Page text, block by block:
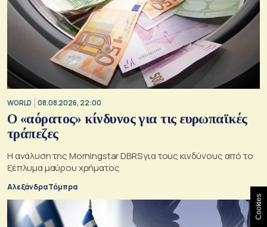
WORLD 08.08.2026, 22:00
Ο «αόρατος» κίνδυνος για τις ευρωπαϊκές
τράπεζες
Η ανάλυση της Morningstar DBRS για τους κινδύνους από το
ξέπλυμα μαύρου χρήματος
Αλεξάνδρα Τόμπρα
Cookies